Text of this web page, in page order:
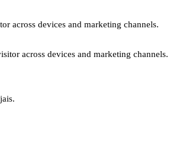
across devices and marketing channels.
across devices and marketing channels.